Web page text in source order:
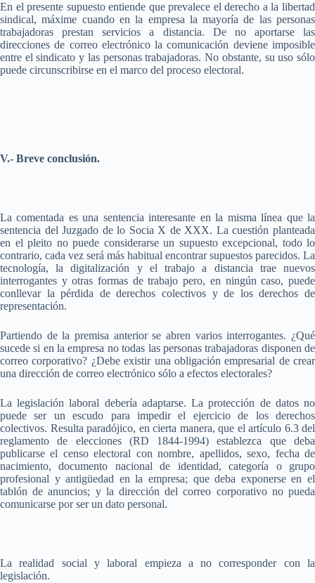
En el presente supuesto entiende que prevalece el derecho a la libertad
sindical, máxime cuando en la empresa la mayoría de las personas
trabajadoras prestan servicios a distancia. De no aportarse las
direcciones de correo electrónico la comunicación deviene imposible
entre el sindicato y las personas trabajadoras. No obstante, su uso sólo
puede circunscribirse en el marco del proceso electoral.
V.- Breve conclusión.
La comentada es una sentencia interesante en la misma línea que la
sentencia del Juzgado de lo Socia X de XXX. La cuestión planteada
en el pleito no puede considerarse un supuesto excepcional, todo lo
contrario, cada vez será más habitual encontrar supuestos parecidos. La
tecnología, la digitalización y el trabajo a distancia trae nuevos
interrogantes y otras formas de trabajo pero, en ningún caso, puede
conllevar la pérdida de derechos colectivos y de los derechos de
representación.
Partiendo de la premisa anterior se abren varios interrogantes. ¿Qué
sucede si en la empresa no todas las personas trabajadoras disponen de
correo corporativo? ¿Debe existir una obligación empresarial de crear
una dirección de correo electrónico sólo a efectos electorales?
La legislación laboral debería adaptarse. La protección de datos no
puede ser un escudo para impedir el ejercicio de los derechos
colectivos. Resulta paradójico, en cierta manera, que el artículo 6.3 del
reglamento de elecciones (RD 1844-1994) establezca que deba
publicarse el censo electoral con nombre, apellidos, sexo, fecha de
nacimiento, documento nacional de identidad, categoría o grupo
profesional y antigüedad en la empresa; que deba exponerse en el
tablón de anuncios; y la dirección del correo corporativo no pueda
comunicarse por ser un dato personal.
La realidad social y laboral empieza a no corresponder con la
legislación.